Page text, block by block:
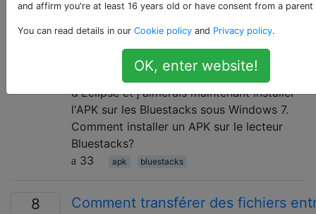
4
Comment puis-je installer le fichier
APK sur le lecteur d'application
Bluestacks?
J'ai créé une application Android à l'aide
d'Eclipse et j'aimerais maintenant installer
l'APK sur les Bluestacks sous Windows 7.
Comment installer un APK sur le lecteur
Bluestacks?
33
apk bluestacks
8
Comment transférer des fichiers
and affirm you're at least 16 years old or have consent from a parent
You can read details in our Cookie policy and Privacy policy.
OK, enter website!